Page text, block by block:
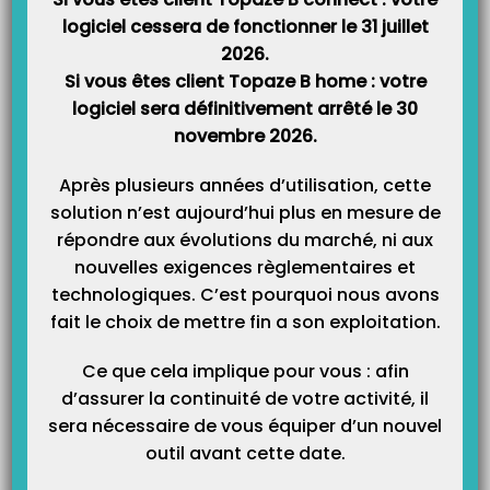
Catégorieslogiciel cessera de fonctionner le 31 juillet
2026.
Si vous êtes client Topaze B home : votre
logiciel sera définitivement arrêté le 30
novembre 2026.
Après plusieurs années d’utilisation, cette
solution n’est aujourd’hui plus en mesure de
répondre aux évolutions du marché, ni aux
nouvelles exigences règlementaires et
technologiques. C’est pourquoi nous avons
fait le choix de mettre fin a son exploitation.
Ce que cela implique pour vous : afin
d’assurer la continuité de votre activité, il
sera nécessaire de vous équiper d’un nouvel
outil avant cette date.